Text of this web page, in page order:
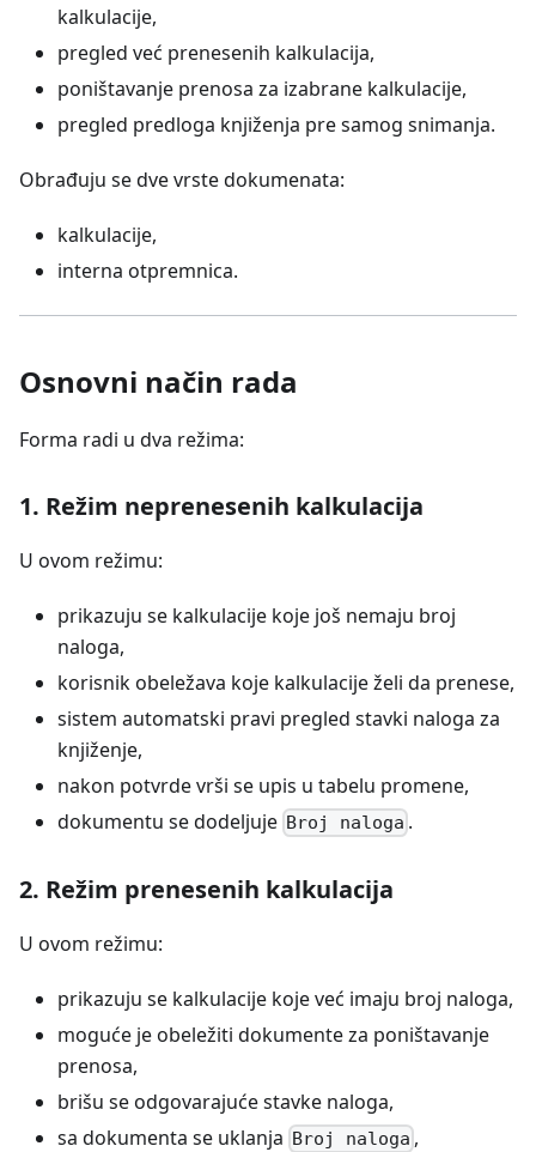
kalkulacije,
pregled već prenesenih kalkulacija,
poništavanje prenosa za izabrane kalkulacije,
pregled predloga knjiženja pre samog snimanja.
Obrađuju se dve vrste dokumenata:
kalkulacije,
interna otpremnica.
Osnovni način rada
Forma radi u dva režima:
1. Režim neprenesenih kalkulacija
U ovom režimu:
prikazuju se kalkulacije koje još nemaju broj
naloga,
korisnik obeležava koje kalkulacije želi da prenese,
sistem automatski pravi pregled stavki naloga za
knjiženje,
nakon potvrde vrši se upis u tabelu promene,
dokumentu se dodeljuje Broj naloga .
2. Režim prenesenih kalkulacija
U ovom režimu:
prikazuju se kalkulacije koje već imaju broj naloga,
moguće je obeležiti dokumente za poništavanje
prenosa,
brišu se odgovarajuće stavke naloga,
sa dokumenta se uklanja Broj naloga ,